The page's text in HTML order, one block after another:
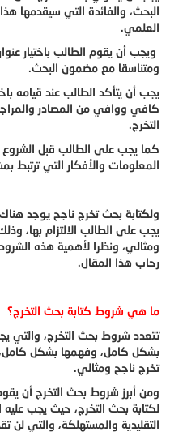
البحث، والفائدة التي سيقدمها
العلمي.
ويجب أن يقوم الطالب باختيار
ومتناسقا مع مضمون البحث.
يجب أن يتأكد الطالب عند قيامه
كافي ووافي من المصادر
التخرج.
كما يجب على الطالب قبل الشروع
المعلومات والأفكار التي ترتبط
ولكتابة بحث تخرج ناجح يوجد
يجب على الطالب الالتزام بها،
ومثالي، ونظرا لأهمية هذه
رحاب هذا المقال.
ما هي شروط كتابة بحث التخرج؟
تتعدد شروط بحث التخرج، والتي
بشكل كامل، وفهمها بشكل
تخرج ناجح ومثالي.
ومن أبرز شروط بحث التخرج أن
لكتابة بحث التخرج، حيث يجب عليه
التقليدية والمستهلكة، والتي